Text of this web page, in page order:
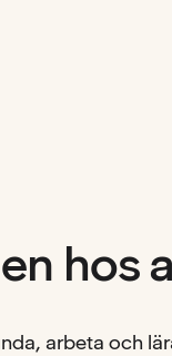
hos
arbeta och